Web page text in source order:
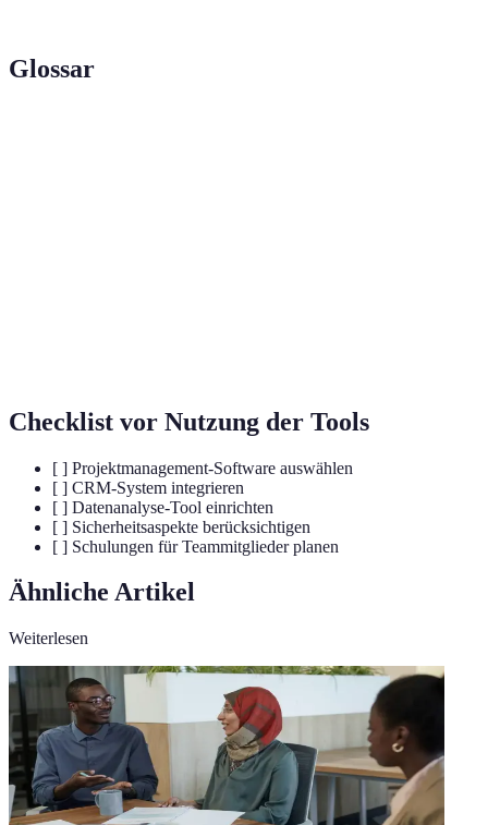
Glossar
Checklist vor Nutzung der Tools
[ ] Projektmanagement-Software auswählen
[ ] CRM-System integrieren
[ ] Datenanalyse-Tool einrichten
[ ] Sicherheitsaspekte berücksichtigen
[ ] Schulungen für Teammitglieder planen
Ähnliche Artikel
Weiterlesen